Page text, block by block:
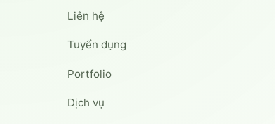
Liên hệ
Tuyển dụng
Portfolio
Dịch vụ